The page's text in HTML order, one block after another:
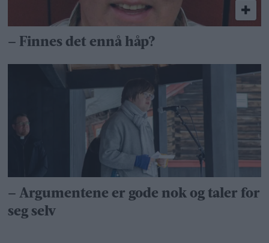
– Finnes det ennå håp?
– Argumentene er gode nok og taler for
seg selv